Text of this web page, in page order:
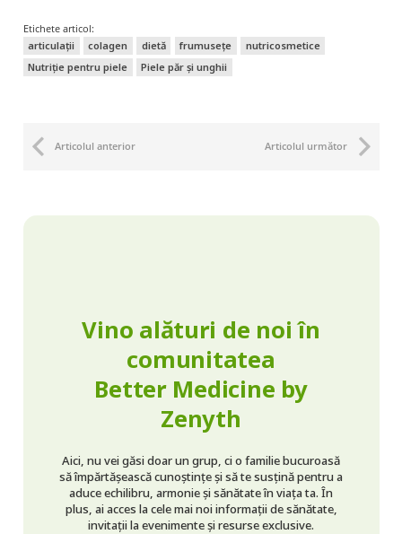
Etichete articol:
articulații
colagen dietă frumusețe
nutricosmetice
Nutriție pentru piele
Piele păr și unghii
Articolul anterior Articolul următor
Vino alături de noi în
comunitatea
Better Medicine by
Zenyth
Aici, nu vei găsi doar un grup, ci o familie bucuroasă
să împărtășească cunoștințe și să te susțină pentru a
aduce echilibru, armonie și sănătate în viața ta. În
plus, ai acces la cele mai noi informații de sănătate,
invitații la evenimente și resurse exclusive.